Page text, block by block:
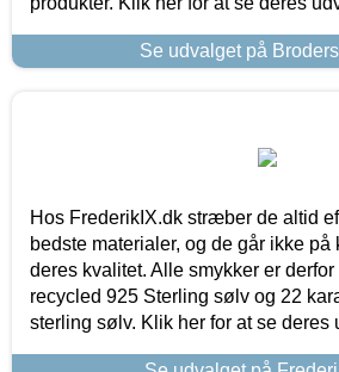
Se udvalget på
Hos FrederikIX.dk stræber de altid
bedste materialer, og de går ikke på
deres kvalitet. Alle smykker er
recycled 925 Sterling sølv og 22
sterling sølv. Klik her for at se deres